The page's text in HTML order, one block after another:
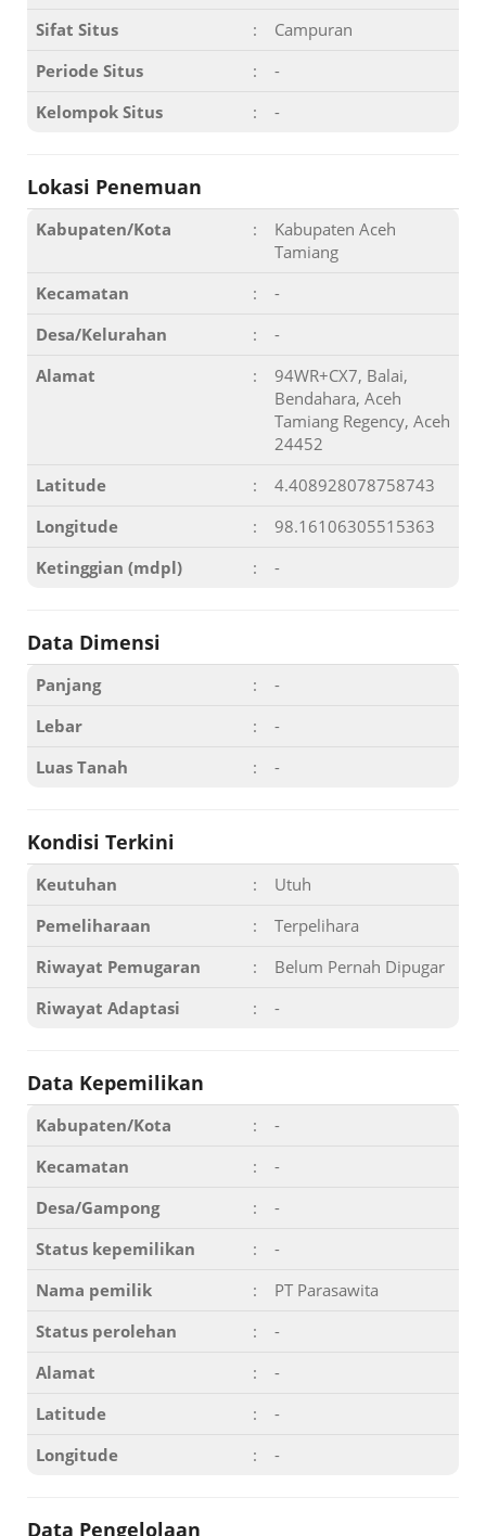
Sifat Situs :
Campuran
Periode Situs
:
-
Kelompok Situs
: -
Lokasi Penemuan
Kabupaten/Kota :
Kabupaten Aceh
Tamiang
Kecamatan
:
-
Desa/Kelurahan
:
-
Alamat
:
94WR+CX7, Balai,
Bendahara, Aceh
Tamiang Regency, Aceh
24452
Latitude
:
4.408928078758743
Longitude
:
98.16106305515363
Ketinggian (mdpl)
: -
Data Dimensi
Panjang :
-
Lebar
:
-
Luas Tanah
: -
Kondisi Terkini
Keutuhan :
Utuh
Pemeliharaan
:
Terpelihara
Riwayat Pemugaran
:
Belum Pernah Dipugar
Riwayat Adaptasi
: -
Data Kepemilikan
Kabupaten/Kota :
-
Kecamatan
:
-
Desa/Gampong
:
-
Status kepemilikan
:
-
Nama pemilik
:
PT Parasawita
Status perolehan
:
-
Alamat
:
-
Latitude
:
-
Longitude
: -
Data Pengelolaan